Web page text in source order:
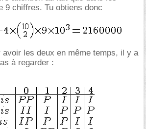
9 chiffres. Tu obtiens donc
avoir les deux en même temps, il y a
à regarder :